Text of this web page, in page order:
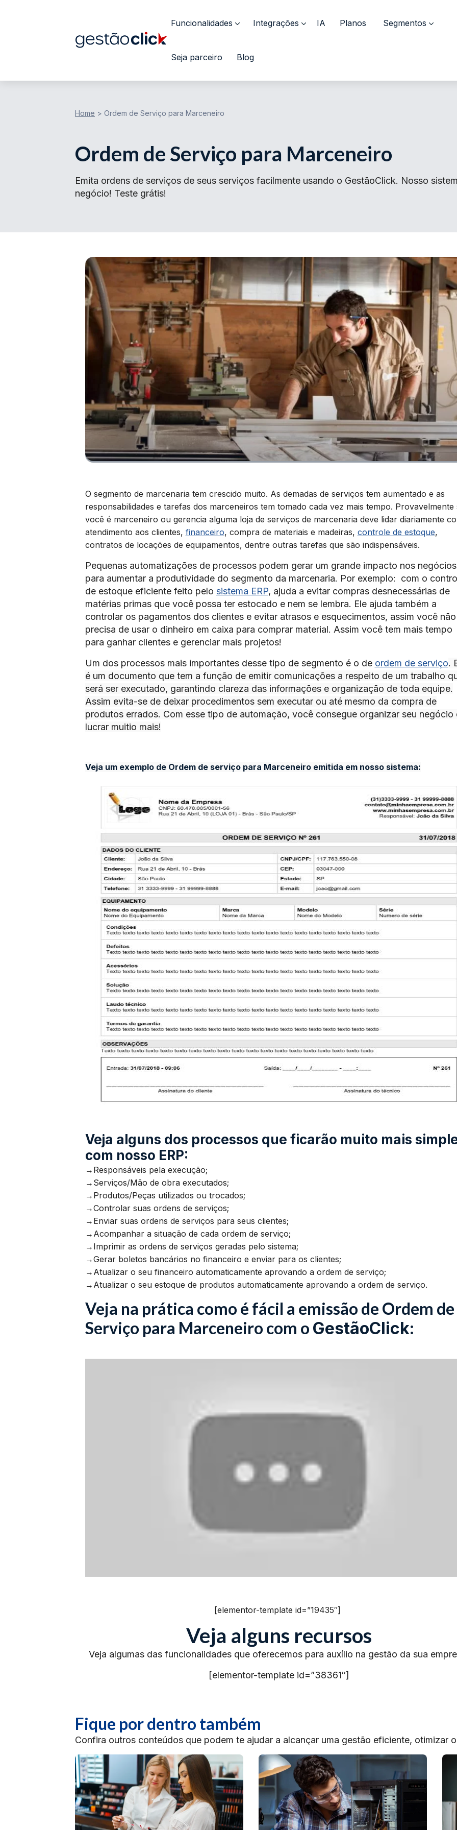
Funcionalidades Integrações IA Planos Segmentos
Seja parceiro Blog
Home > Ordem de Serviço para Marceneiro
Ordem de Serviço para Marceneiro
Emita ordens de serviços de seus serviços facilmente usando o GestãoClick. Nosso
negócio! Teste grátis!
O segmento de marcenaria tem crescido muito. As demadas de serviços tem aumentado e as
responsabilidades e tarefas dos marceneiros tem tomado cada vez mais tempo. Provavelmente
você é marceneiro ou gerencia alguma loja de serviços de marcenaria deve lidar diariamente
atendimento aos clientes, financeiro, compra de materiais e madeiras, controle de estoque,
contratos de locações de equipamentos, dentre outras tarefas que são indispensáveis.
Pequenas automatizações de processos podem gerar um grande impacto nos negócios
para aumentar a produtividade do segmento da marcenaria. Por exemplo: com o
de estoque eficiente feito pelo sistema ERP, ajuda a evitar compras desnecessárias de
matérias primas que você possa ter estocado e nem se lembra. Ele ajuda também a
controlar os pagamentos dos clientes e evitar atrasos e esquecimentos, assim você não
precisa de usar o dinheiro em caixa para comprar material. Assim você tem mais tempo
para ganhar clientes e gerenciar mais projetos!
Um dos processos mais importantes desse tipo de segmento é o de ordem de serviço.
é um documento que tem a função de emitir comunicações a respeito de um trabalho
será ser executado, garantindo clareza das informações e organização de toda equipe.
Assim evita-se de deixar procedimentos sem executar ou até mesmo da compra de
produtos errados. Com esse tipo de automação, você consegue organizar seu negócio
lucrar muitio mais!
Veja um exemplo de Ordem de serviço para Marceneiro emitida em nosso sistema:
Veja alguns dos processos que ficarão muito mais
com nosso ERP:
→Responsáveis pela execução;
→Serviços/Mão de obra executados;
→Produtos/Peças utilizados ou trocados;
→Controlar suas ordens de serviços;
→Enviar suas ordens de serviços para seus clientes;
→Acompanhar a situação de cada ordem de serviço;
→Imprimir as ordens de serviços geradas pelo sistema;
→Gerar boletos bancários no financeiro e enviar para os clientes;
→Atualizar o seu financeiro automaticamente aprovando a ordem de serviço;
→Atualizar o seu estoque de produtos automaticamente aprovando a ordem de serviço.
Veja na prática como é fácil a emissão de Ordem de
Serviço para Marceneiro com o GestãoClick:
[elementor-template id=”19435″]
Veja alguns recursos
Veja algumas das funcionalidades que oferecemos para auxílio na gestão da sua
[elementor-template id=”38361″]
Fique por dentro também
Confira outros conteúdos que podem te ajudar a alcançar uma gestão eficiente, otimizar